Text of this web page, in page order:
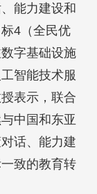
能力建设和
4（全民优
字基础设施
智能技术服
表示，联合
中国和东亚
话、能力建
致的教育转